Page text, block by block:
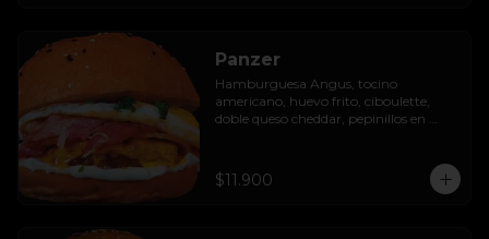
Panzer
Hamburguesa Angus, tocino
americano, huevo frito, ciboulette,
doble queso cheddar, pepinillos en
$11.900